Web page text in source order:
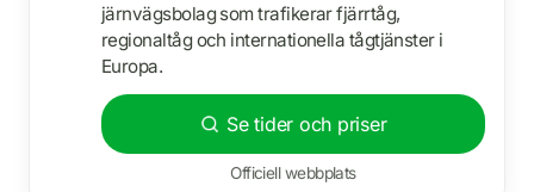
järnvägsbolag som trafikerar fjärrtåg,
regionaltåg och internationella tågtjänster i
Europa.
Se tider och priser
Officiell webbplats